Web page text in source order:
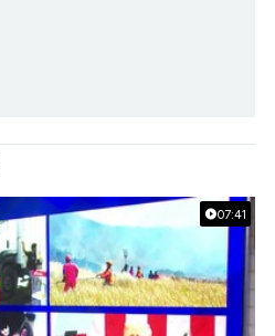
07:41